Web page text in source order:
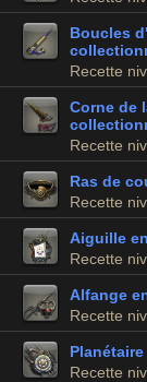
Boucles
Recette niv.
Corne de
Recette niv.
Ras de
Recette niv.
Aiguille
Recette niv.
Alfange
Recette niv.
Recette niv.